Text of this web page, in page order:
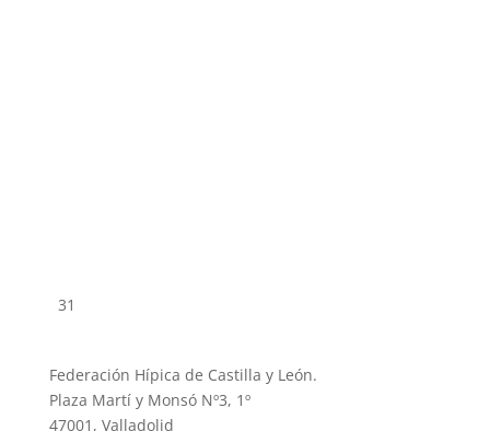
31
Federación Hípica de Castilla y León.
Plaza Martí y Monsó Nº3, 1º
47001, Valladolid